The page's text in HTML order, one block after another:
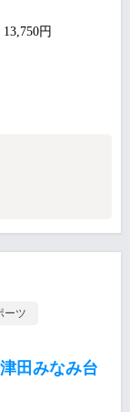
円
ーツ
田みなみ台